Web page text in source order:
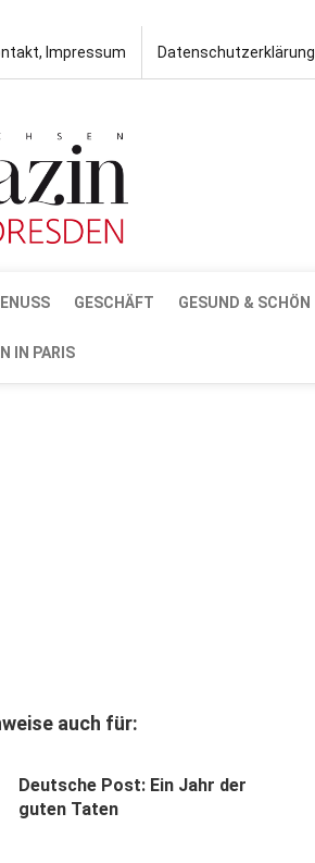
Impressum Datenschutzerklärung
GESCHÄFT GESUND & SCHÖN
IN PARIS
auch für:
Deutsche Post: Ein Jahr der
guten Taten